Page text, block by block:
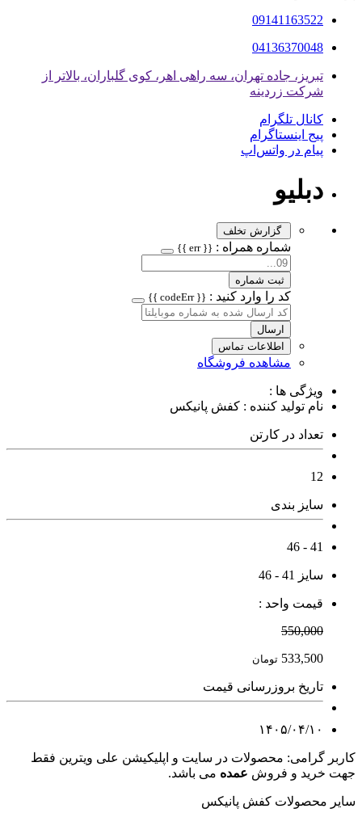
09141163522
04136370048
تبریز، جاده تهران، سه راهی اهر، کوی گلباران، بالاتر از
شرکت زردینه
کانال تلگرام
پیج اینستاگرام
پیام در واتس‌اپ
دبلیو
گزارش تخلف
شماره همراه : {{ err }}
ثبت شماره
کد را وارد کنید : {{ codeErr }}
ارسال
اطلاعات تماس
مشاهده فروشگاه
ویژگی ها :
نام تولید کننده : کفش پانیکس
تعداد در کارتن
12
سایز بندی
41 - 46
سایز 41 - 46
قیمت واحد :
550,000
533,500 تومان
تاریخ بروزرسانی قیمت
۱۴۰۵/۰۴/۱۰
کاربر گرامی: محصولات در سایت و اپلیکیشن علی ویترین فقط
جهت خرید و فروش عمده می باشد.
سایر محصولات کفش پانیکس